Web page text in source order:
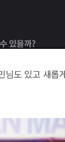
님도 있고 새롭